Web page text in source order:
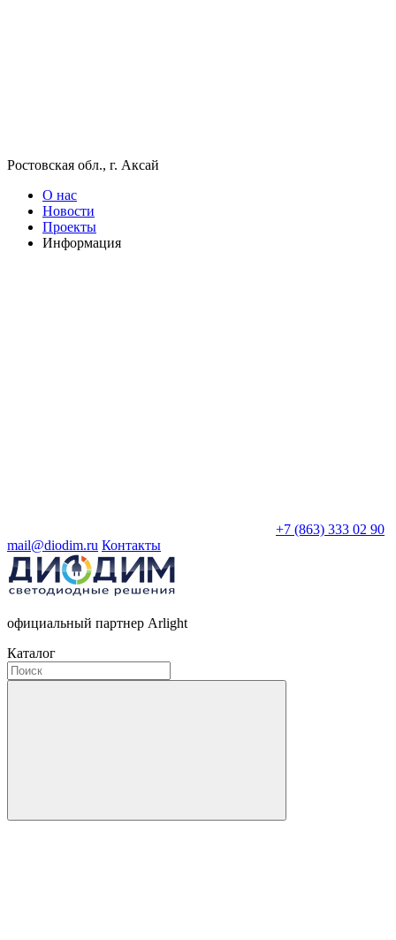
Ростовская обл., г. Аксай
О нас
Новости
Проекты
Информация
+7 (863) 333 02 90
mail@diodim.ru Контакты
официальный партнер Arlight
Каталог